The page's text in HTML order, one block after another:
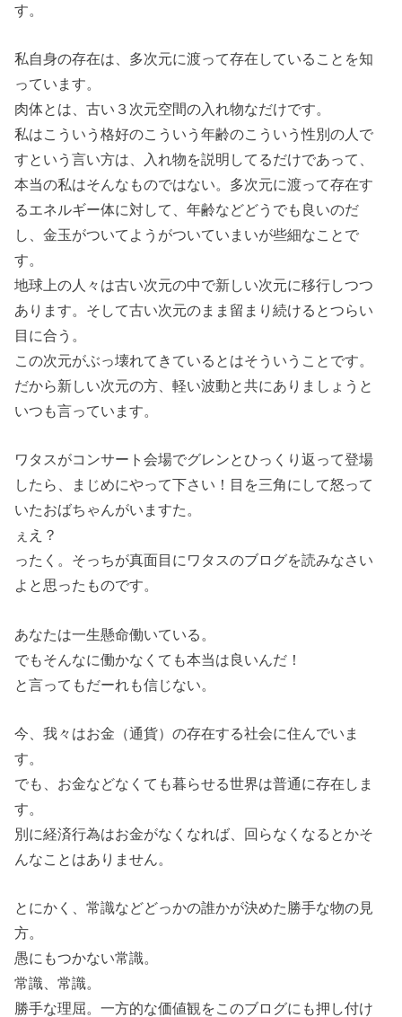
す。
私自身の存在は、多次元に渡って存在していることを知
っています。
肉体とは、古い３次元空間の入れ物なだけです。
私はこういう格好のこういう年齢のこういう性別の人で
すという言い方は、入れ物を説明してるだけであって、
本当の私はそんなものではない。多次元に渡って存在す
るエネルギー体に対して、年齢などどうでも良いのだ
し、金玉がついてようがついていまいが些細なことで
す。
地球上の人々は古い次元の中で新しい次元に移行しつつ
あります。そして古い次元のまま留まり続けるとつらい
目に合う。
この次元がぶっ壊れてきているとはそういうことです。
だから新しい次元の方、軽い波動と共にありましょうと
いつも言っています。
ワタスがコンサート会場でグレンとひっくり返って登場
したら、まじめにやって下さい！目を三角にして怒って
いたおばちゃんがいますた。
ぇえ？
ったく。そっちが真面目にワタスのブログを読みなさい
よと思ったものです。
あなたは一生懸命働いている。
でもそんなに働かなくても本当は良いんだ！
と言ってもだーれも信じない。
今、我々はお金（通貨）の存在する社会に住んでいま
す。
でも、お金などなくても暮らせる世界は普通に存在しま
す。
別に経済行為はお金がなくなれば、回らなくなるとかそ
んなことはありません。
とにかく、常識などどっかの誰かが決めた勝手な物の見
方。
愚にもつかない常識。
常識、常識。
勝手な理屈。一方的な価値観をこのブログにも押し付け